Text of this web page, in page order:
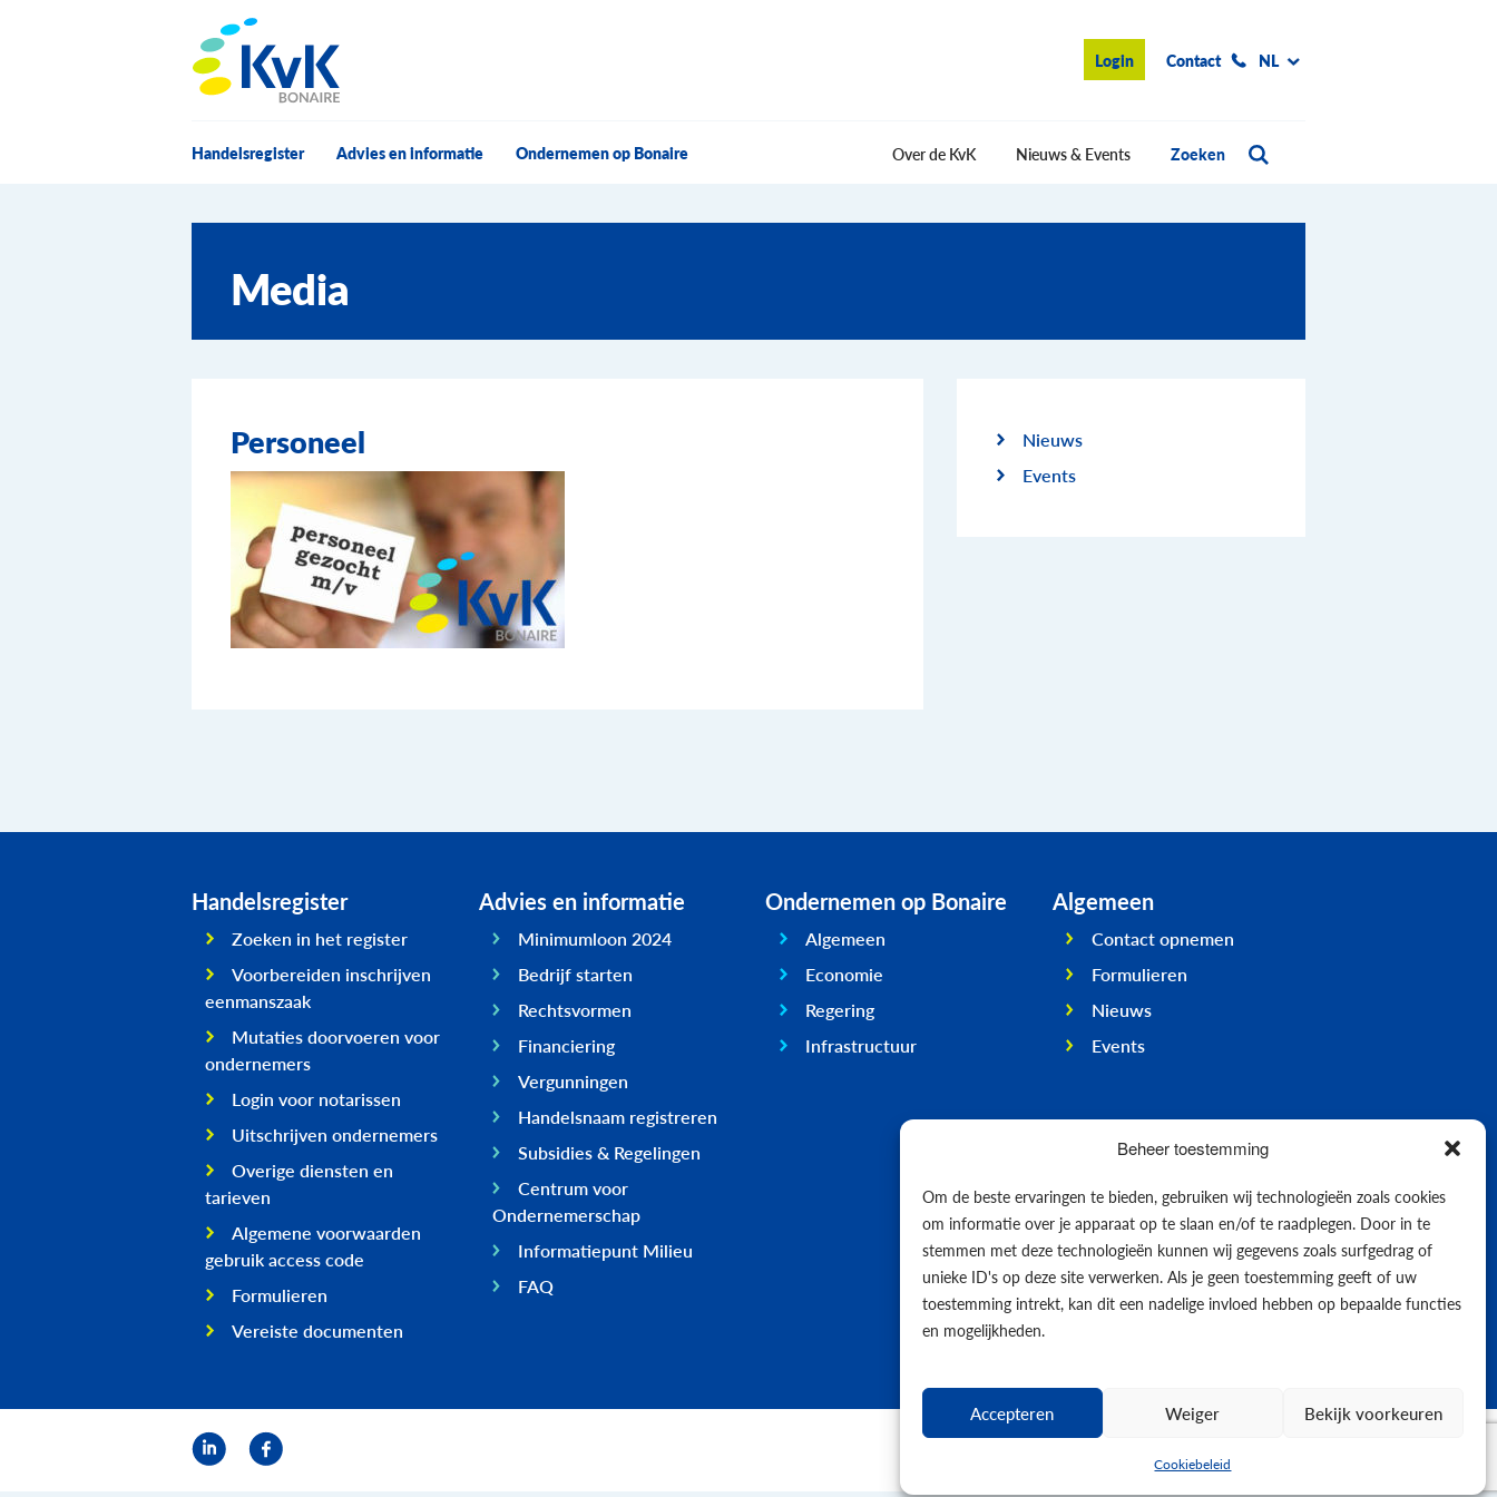
Beheer toestemming
Om de beste ervaringen te bieden, gebruiken wij technologieën zoals cookies
om informatie over je apparaat op te slaan en/of te raadplegen. Door in te
stemmen met deze technologieën kunnen wij gegevens zoals surfgedrag of
unieke ID's op deze site verwerken. Als je geen toestemming geeft of uw
toestemming intrekt, kan dit een nadelige invloed hebben op bepaalde functies
en mogelijkheden.
Accepteren Weiger Bekijk voorkeuren
Cookiebeleid
Login Contact NL
Handelsregister Advies en informatie Ondernemen op Bonaire Over de KvK Nieuws & Events Zoeken
Media
Personeel
Nieuws
Events
Handelsregister
Zoeken in het register
Voorbereiden inschrijven
eenmanszaak
Mutaties doorvoeren voor
ondernemers
Login voor notarissen
Uitschrijven ondernemers
Overige diensten en
tarieven
Algemene voorwaarden
gebruik access code
Formulieren
Vereiste documenten
Advies en informatie
Minimumloon 2024
Bedrijf starten
Rechtsvormen
Financiering
Vergunningen
Handelsnaam registreren
Subsidies & Regelingen
Centrum voor
Ondernemerschap
Informatiepunt Milieu
FAQ
Ondernemen op Bonaire
Algemeen
Economie
Regering
Infrastructuur
Algemeen
Contact opnemen
Formulieren
Nieuws
Events